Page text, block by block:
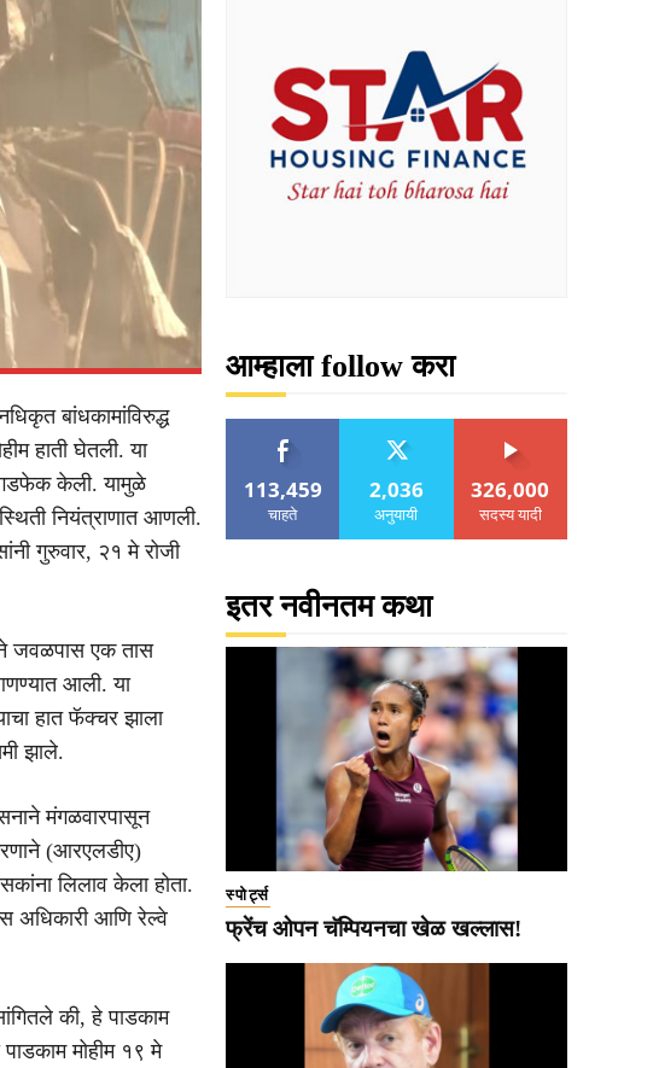
बांधकामांविरुद्ध
हाती घेतली. या
दगडफेक केली. यामुळे
नियंत्राणात आणली.
गुरुवार, २१ मे रोजी
जवळपास एक तास
आली. या
हात फॅक्चर झाला
झाले.
मंगळवारपासून
(आरएलडीए)
लिलाव केला होता.
अधिकारी आणि रेल्वे
की, हे पाडकाम
मोहीम १९ मे
आम्हाला follow करा
113,459
चाहते
2,036
अनुयायी
326,000
सदस्य यादी
इतर नवीनतम कथा
स्पोर्ट्स
फ्रेंच ओपन चॅम्पियनचा खेळ खल्लास!